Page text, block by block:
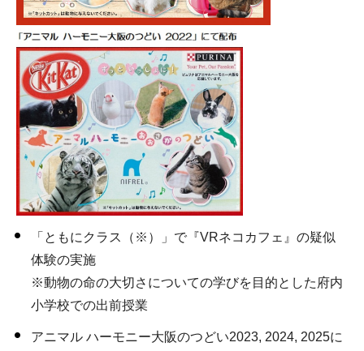
「ともにクラス（※）」で『VRネコカフェ』の疑似
体験の実施
※動物の命の大切さについての学びを目的とした府内
小学校での出前授業
アニマル ハーモニー大阪のつどい2023, 2024, 2025に